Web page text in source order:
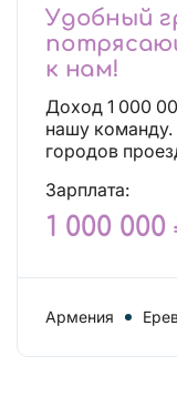
Удобный
к нам!
Доход 1 000 000 ₽ Приглашаем
нашу команду. Для девушек из других
городов
Зарплата:
1 000 000
Армения